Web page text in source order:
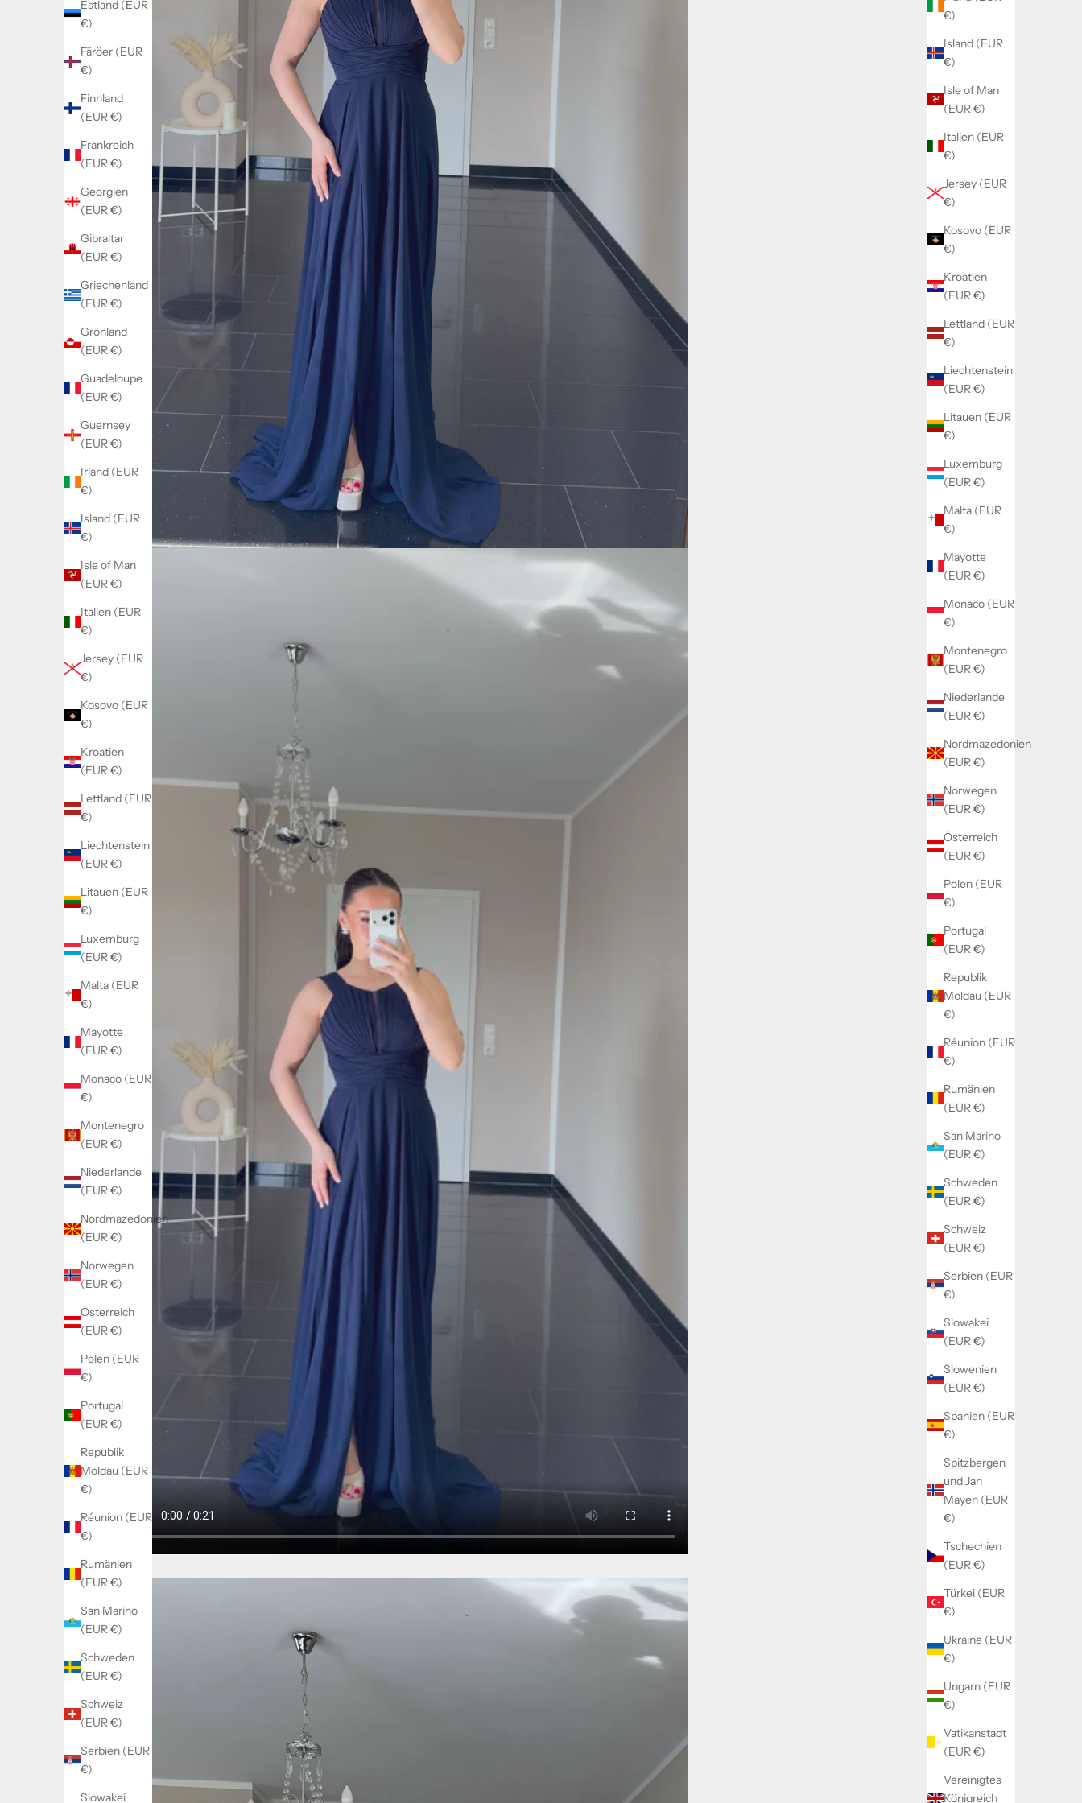
€)
Island (EUR
€)
Isle of Man
(EUR €)
Italien (EUR
€)
Jersey (EUR
€)
Kosovo (EUR
€)
Kroatien
(EUR €)
Lettland (EUR
€)
Liechtenstein
(EUR €)
Litauen (EUR
€)
Luxemburg
(EUR €)
Malta (EUR
€)
Mayotte
(EUR €)
Monaco (EUR
€)
Montenegro
(EUR €)
Niederlande
(EUR €)
Nordmazedonien
(EUR €)
Norwegen
(EUR €)
Österreich
(EUR €)
Polen (EUR
€)
Portugal
(EUR €)
Republik
Moldau (EUR
€)
Réunion (EUR
€)
Rumänien
(EUR €)
San Marino
(EUR €)
Schweden
(EUR €)
Schweiz
(EUR €)
Serbien (EUR
€)
Slowakei
(EUR €)
Slowenien
(EUR €)
Spanien (EUR
€)
Spitzbergen
und Jan
Mayen (EUR
€)
Tschechien
(EUR €)
Türkei (EUR
€)
Ukraine (EUR
€)
Ungarn (EUR
€)
Vatikanstadt
(EUR €)
Vereinigtes
Königreich
Estland (EUR
€)
Färöer (EUR
€)
Finnland
(EUR €)
Frankreich
(EUR €)
Georgien
(EUR €)
Gibraltar
(EUR €)
Griechenland
(EUR €)
Grönland
(EUR €)
Guadeloupe
(EUR €)
Guernsey
(EUR €)
Irland (EUR
€)
Island (EUR
€)
Isle of Man
(EUR €)
Italien (EUR
€)
Jersey (EUR
€)
Kosovo (EUR
€)
Kroatien
(EUR €)
Lettland (EUR
€)
Liechtenstein
(EUR €)
Litauen (EUR
€)
Luxemburg
(EUR €)
Malta (EUR
€)
Mayotte
(EUR €)
Monaco (EUR
€)
Montenegro
(EUR €)
Niederlande
(EUR €)
Nordmazedonien
(EUR €)
Norwegen
(EUR €)
Österreich
(EUR €)
Polen (EUR
€)
Portugal
(EUR €)
Republik
Moldau (EUR
€)
Réunion (EUR
€)
Rumänien
(EUR €)
San Marino
(EUR €)
Schweden
(EUR €)
Schweiz
(EUR €)
Serbien (EUR
€)
Slowakei